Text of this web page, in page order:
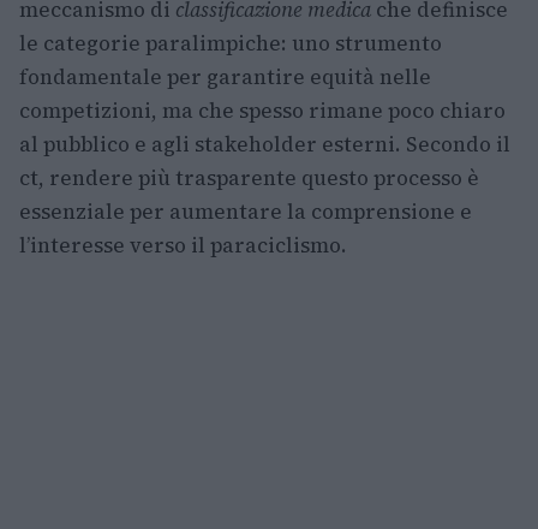
meccanismo di classificazione medica che definisce
le categorie paralimpiche: uno strumento
fondamentale per garantire equità nelle
competizioni, ma che spesso rimane poco chiaro
al pubblico e agli stakeholder esterni. Secondo il
ct, rendere più trasparente questo processo è
essenziale per aumentare la comprensione e
l’interesse verso il paraciclismo.